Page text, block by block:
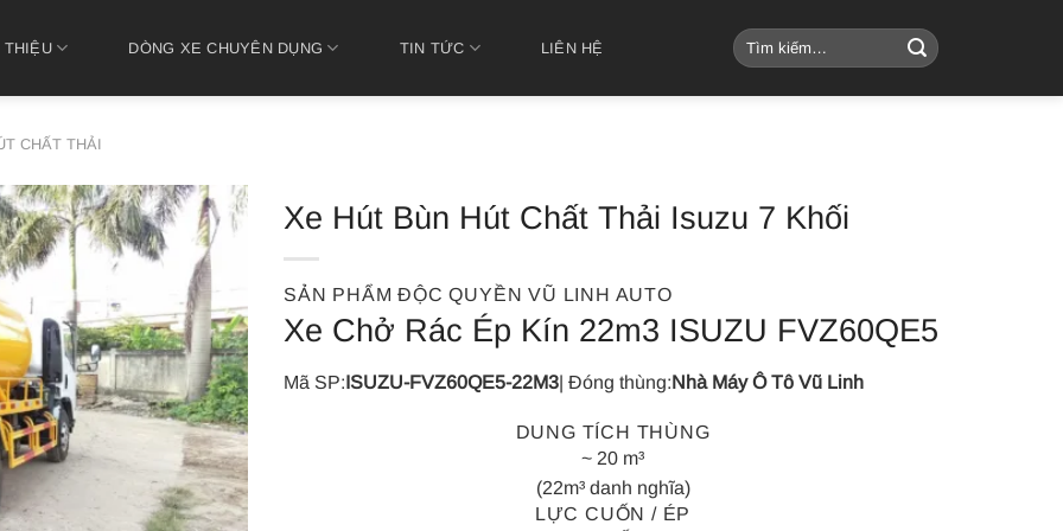
DÒNG XE CHUYÊN DỤNG TIN TỨC LIÊN HỆ
Tìm
kiếm:
CHẤT THẢI
Xe Hút Bùn Hút Chất Thải Isuzu 7 Khối
SẢN PHẨM ĐỘC QUYỀN VŨ LINH AUTO
Xe Chở Rác Ép Kín 22m3 ISUZU FVZ60QE5
Mã SP:ISUZU-FVZ60QE5-22M3| Đóng thùng:Nhà Máy Ô Tô Vũ Linh
DUNG TÍCH THÙNG
~ 20 m³
(22m³ danh nghĩa)
LỰC CUỐN / ÉP